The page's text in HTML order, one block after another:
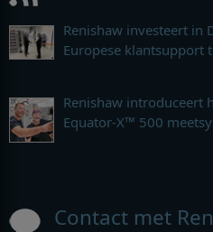
Renishaw investeert in
Europese klantsupport
Renishaw introduceert
Equator-X™ 500
Contact met